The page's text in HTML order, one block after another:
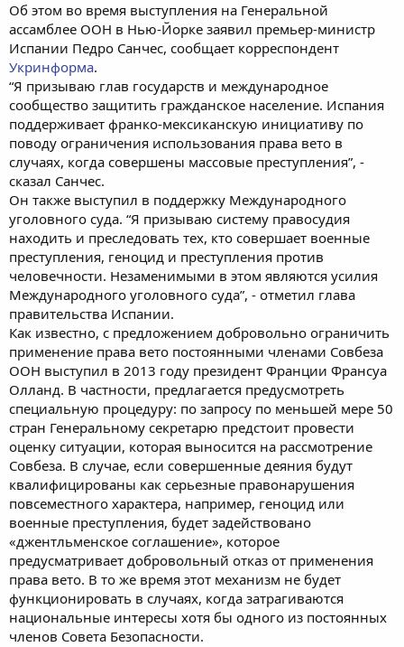
Об этом во время выступления на Генеральной
ассамблее ООН в Нью-Йорке заявил премьер-министр
Испании Педро Санчес, сообщает корреспондент
Укринформа.
“Я призываю глав государств и международное
сообщество защитить гражданское население. Испания
поддерживает франко-мексиканскую инициативу по
поводу ограничения использования права вето в
случаях, когда совершены массовые преступления”, -
сказал Санчес.
Он также выступил в поддержку Международного
уголовного суда. “Я призываю систему правосудия
находить и преследовать тех, кто совершает военные
преступления, геноцид и преступления против
человечности. Незаменимыми в этом являются усилия
Международного уголовного суда”, - отметил глава
правительства Испании.
Как известно, с предложением добровольно ограничить
применение права вето постоянными членами Совбеза
ООН выступил в 2013 году президент Франции Франсуа
Олланд. В частности, предлагается предусмотреть
специальную процедуру: по запросу по меньшей мере 50
стран Генеральному секретарю предстоит провести
оценку ситуации, которая выносится на рассмотрение
Совбеза. В случае, если совершенные деяния будут
квалифицированы как серьезные правонарушения
повсеместного характера, например, геноцид или
военные преступления, будет задействовано
«джентльменское соглашение», которое
предусматривает добровольный отказ от применения
права вето. В то же время этот механизм не будет
функционировать в случаях, когда затрагиваются
национальные интересы хотя бы одного из постоянных
членов Совета Безопасности.